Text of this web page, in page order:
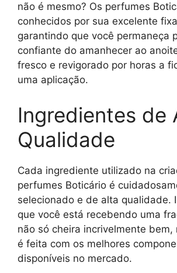
não é mesmo? Os perfumes
conhecidos por sua excelente
garantindo que você permaneça
confiante do amanhecer ao
fresco e revigorado por horas a
uma aplicação.
Ingredientes de
Qualidade
Cada ingrediente utilizado na
perfumes Boticário é
selecionado e de alta qualidade.
que você está recebendo uma
não só cheira incrivelmente bem,
é feita com os melhores
disponíveis no mercado.